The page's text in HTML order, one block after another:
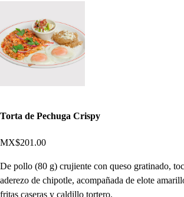
Torta de Pechuga Crispy
MX$201.00
De pollo (80 g) crujiente con queso gratinado,
aderezo de chipotle, acompañada de elote
fritas caseras y caldillo tortero.